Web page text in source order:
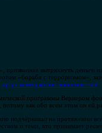
призванная вытряхнуть
«борьба с терроризмом»,
«угроза вторжения инопланетян»
программы Вернером
как обо всем этом он ей
подчёркивал на протяжении
и теми, кто принимает